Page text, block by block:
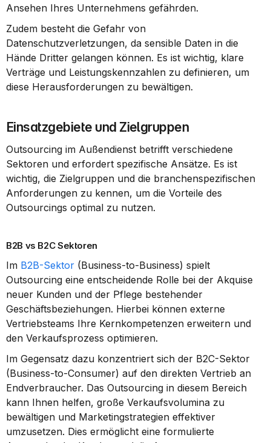
Ansehen Ihres Unternehmens gefährden.
Zudem besteht die Gefahr von
Datenschutzverletzungen, da sensible Daten in die
Hände Dritter gelangen können. Es ist wichtig, klare
Verträge und Leistungskennzahlen zu definieren, um
diese Herausforderungen zu bewältigen.
Einsatzgebiete und Zielgruppen
Outsourcing im Außendienst betrifft verschiedene
Sektoren und erfordert spezifische Ansätze. Es ist
wichtig, die Zielgruppen und die branchenspezifischen
Anforderungen zu kennen, um die Vorteile des
Outsourcings optimal zu nutzen.
B2B vs B2C Sektoren
Im B2B-Sektor (Business-to-Business) spielt
Outsourcing eine entscheidende Rolle bei der Akquise
neuer Kunden und der Pflege bestehender
Geschäftsbeziehungen. Hierbei können externe
Vertriebsteams Ihre Kernkompetenzen erweitern und
den Verkaufsprozess optimieren.
Im Gegensatz dazu konzentriert sich der B2C-Sektor
(Business-to-Consumer) auf den direkten Vertrieb an
Endverbraucher. Das Outsourcing in diesem Bereich
kann Ihnen helfen, große Verkaufsvolumina zu
bewältigen und Marketingstrategien effektiver
umzusetzen. Dies ermöglicht eine formulierte